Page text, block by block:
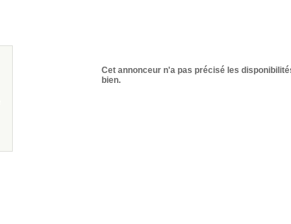
Cet annonceur n'a pas précisé les
bien.